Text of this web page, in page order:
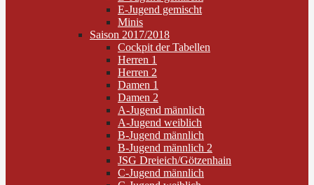
E-Jugend gemischt
Minis
Saison 2017/2018
Cockpit der Tabellen
Herren 1
Herren 2
Damen 1
Damen 2
A-Jugend männlich
A-Jugend weiblich
B-Jugend männlich
B-Jugend männlich 2
JSG Dreieich/Götzenhain
C-Jugend männlich